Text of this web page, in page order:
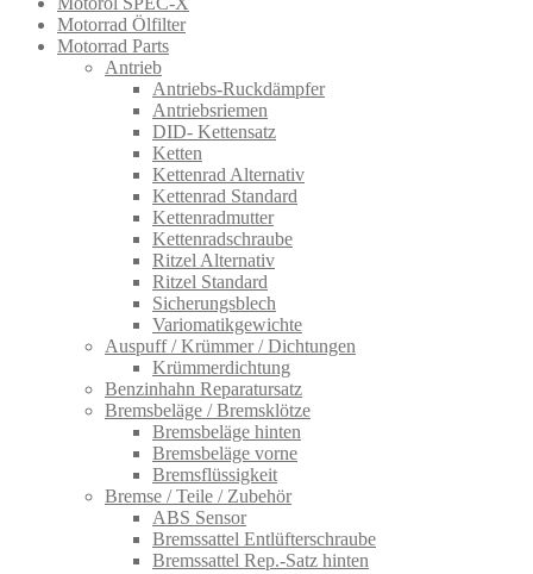
Motorrad Ölfilter
Motorrad Parts
Antrieb
Antriebs-Ruckdämpfer
Antriebsriemen
DID- Kettensatz
Ketten
Kettenrad Alternativ
Kettenrad Standard
Kettenradmutter
Kettenradschraube
Ritzel Alternativ
Ritzel Standard
Sicherungsblech
Variomatikgewichte
Auspuff / Krümmer / Dichtungen
Krümmerdichtung
Benzinhahn Reparatursatz
Bremsbeläge / Bremsklötze
Bremsbeläge hinten
Bremsbeläge vorne
Bremsflüssigkeit
Bremse / Teile / Zubehör
ABS Sensor
Bremssattel Entlüfterschraube
Bremssattel Rep.-Satz hinten